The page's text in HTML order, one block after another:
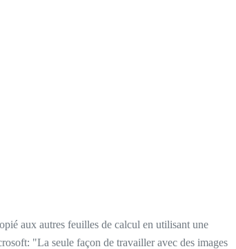
aux autres feuilles de calcul en utilisant une
"La seule façon de travailler avec des images